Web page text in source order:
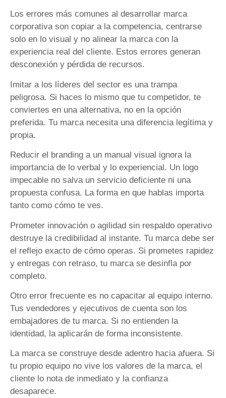
Los errores más comunes al desarrollar marca
corporativa son copiar a la competencia, centrarse
solo en lo visual y no alinear la marca con la
experiencia real del cliente. Estos errores generan
desconexión y pérdida de recursos.
Imitar a los líderes del sector es una trampa
peligrosa. Si haces lo mismo que tu competidor, te
conviertes en una alternativa, no en la opción
preferida. Tu marca necesita una diferencia legítima y
propia.
Reducir el branding a un manual visual ignora la
importancia de lo verbal y lo experiencial. Un logo
impecable no salva un servicio deficiente ni una
propuesta confusa. La forma en que hablas importa
tanto como cómo te ves.
Prometer innovación o agilidad sin respaldo operativo
destruye la credibilidad al instante. Tu marca debe ser
el reflejo exacto de cómo operas. Si prometes rapidez
y entregas con retraso, tu marca se desinfla por
completo.
Otro error frecuente es no capacitar al equipo interno.
Tus vendedores y ejecutivos de cuenta son los
embajadores de tu marca. Si no entienden la
identidad, la aplicarán de forma inconsistente.
La marca se construye desde adentro hacia afuera. Si
tu propio equipo no vive los valores de la marca, el
cliente lo nota de inmediato y la confianza
desaparece.